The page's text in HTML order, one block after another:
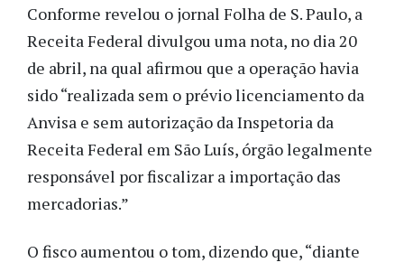
Conforme revelou o jornal Folha de S. Paulo, a
Receita Federal divulgou uma nota, no dia 20
de abril, na qual afirmou que a operação havia
sido “realizada sem o prévio licenciamento da
Anvisa e sem autorização da Inspetoria da
Receita Federal em São Luís, órgão legalmente
responsável por fiscalizar a importação das
mercadorias.”
O fisco aumentou o tom, dizendo que, “diante